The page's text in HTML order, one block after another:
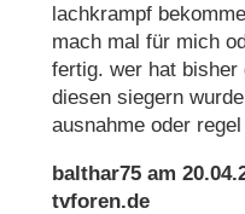
lachkrampf
mach mal für mich
fertig. wer hat bisher
diesen siegern
ausnahme oder
balthar75 am
tvforen.de